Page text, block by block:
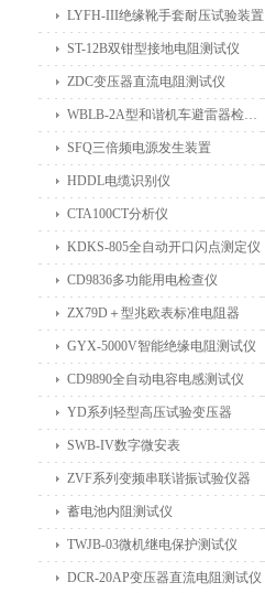
LYFH-III绝缘靴手套耐压试验装置
ST-12B双钳型接地电阻测试仪
ZDC变压器直流电阻测试仪
WBLB-2A型和谐机车避雷器检测仪
SFQ三倍频电源发生装置
HDDL电缆识别仪
CTA100CT分析仪
KDKS-805全自动开口闪点测定仪
CD9836多功能用电检查仪
ZX79D＋型兆欧表标准电阻器
GYX-5000V智能绝缘电阻测试仪
CD9890全自动电容电感测试仪
YD系列轻型高压试验变压器
SWB-IV数字微安表
ZVF系列变频串联谐振试验仪器
蓄电池内阻测试仪
TWJB-03微机继电保护测试仪
DCR-20AP变压器直流电阻测试仪